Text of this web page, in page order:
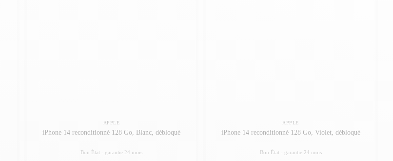
APPLE
iPhone 14 reconditionné 128 Go, Blanc, débloqué
Bon État - garantie 24 mois
APPLE
iPhone 14 reconditionné 128 Go, Violet, débloqué
Bon État - garantie 24 mois